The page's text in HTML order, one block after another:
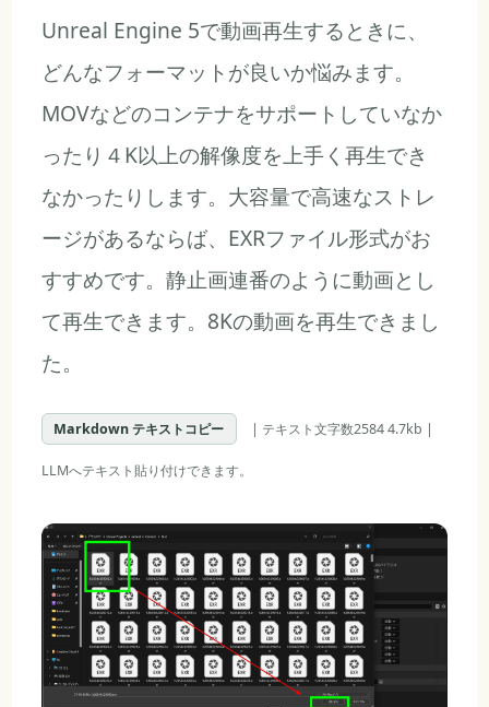
Unreal Engine 5で動画再生するときに、
どんなフォーマットが良いか悩みます。
MOVなどのコンテナをサポートしていなか
ったり４K以上の解像度を上手く再生でき
なかったりします。大容量で高速なストレ
ージがあるならば、EXRファイル形式がお
すすめです。静止画連番のように動画とし
て再生できます。8Kの動画を再生できまし
た。
Markdown テキストコピー | テキスト文字数2584 4.7kb |
LLMへテキスト貼り付けできます。